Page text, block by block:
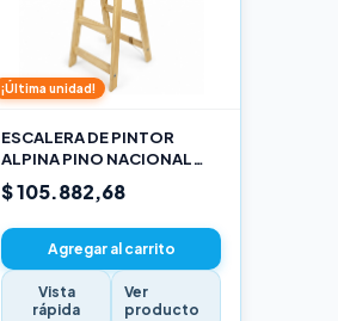
¡Última unidad!
ESCALERA DE PINTOR
ALPINA PINO NACIONAL
2,70M PRO
$ 105.882,68
Agregar al carrito
Vista
rápida
Ver
producto